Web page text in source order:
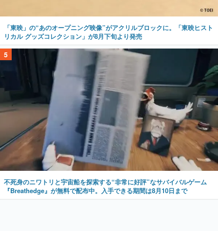
「東映」の“あのオープニング映像”がアクリルブロックに。「東映ヒスト
リカル グッズコレクション」が8月下旬より発売
5
不死身のニワトリと宇宙船を探索する“非常に好評”なサバイバルゲーム
『Breathedge』が無料で配布中。入手できる期間は8月10日まで